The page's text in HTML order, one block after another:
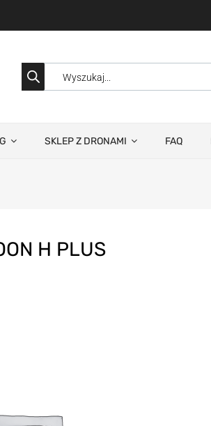
SKLEP Z DRONAMI FAQ
H PLUS